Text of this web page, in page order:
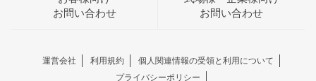
お問い合わせ
お問い合わせ
運営会社 利用規約
個人関連情報の受領と利用について
プライバシーポリシー